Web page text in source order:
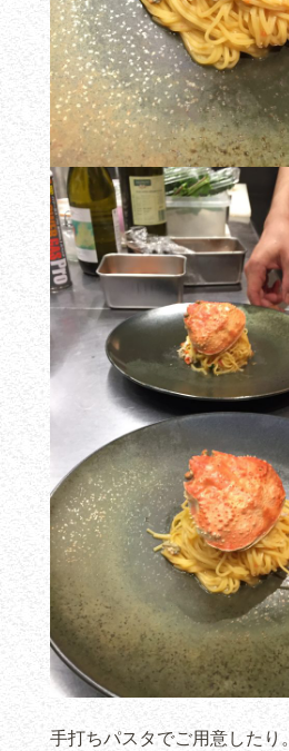
手打ちパスタでご用意したり。